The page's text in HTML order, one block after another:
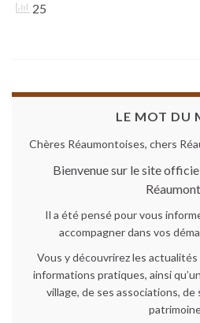
25
LE MOT DU
Chères Réaumontoises, chers
Bienvenue sur le site
Il a été pensé pour vous
accompagner dans vos
Vous y découvrirez les actualités
informations pratiques, ainsi
village, de ses associations,